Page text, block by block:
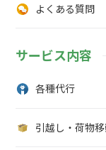
よくある質問
サービス内容
各種代行
引越し・荷物